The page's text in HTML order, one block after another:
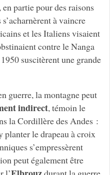
partie pour des raisons
à vaincre
et les Italiens visaient
contre le Nanga
suscitèrent une grande
guerre, la montagne peut
indirect, témoin le
la Cordillère des Andes :
planter le drapeau à croix
s’empressèrent
peut également être